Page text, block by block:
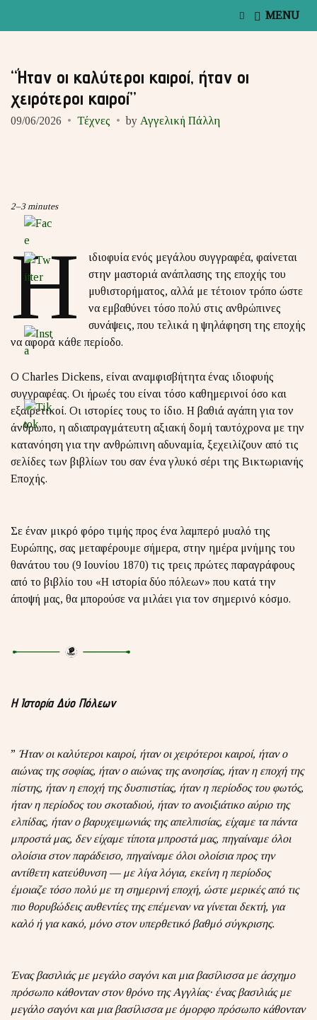
d
MENU
“Ήταν οι καλύτεροι καιροί, ήταν οι
χειρότεροι καιροί”
09/06/2026 Τέχνες by Αγγελική Πάλλη
2–3 minutes
Η
ιδιοφυία ενός μεγάλου συγγραφέα, φαίνεται
στην μαστοριά ανάπλασης της εποχής του
μυθιστορήματος, αλλά με τέτοιον τρόπο ώστε
να εμβαθύνει τόσο πολύ στις ανθρώπινες
συνάψεις, που τελικά η ψηλάφηση της εποχής
να αφορά κάθε περίοδο.
Ο Charles Dickens, είναι αναμφισβήτητα ένας ιδιοφυής
συγγραφέας. Οι ήρωές του είναι τόσο καθημερινοί όσο και
εξαιρετικοί. Οι ιστορίες τους το ίδιο. Η βαθιά αγάπη για τον
άνθρωπο, η αδιαπραγμάτευτη αξιακή δομή ταυτόχρονα με την
κατανόηση για την ανθρώπινη αδυναμία, ξεχειλίζουν από τις
σελίδες των βιβλίων του σαν ένα γλυκό σέρι της Βικτωριανής
Εποχής.
Σε έναν μικρό φόρο τιμής προς ένα λαμπερό μυαλό της
Ευρώπης, σας μεταφέρουμε σήμερα, στην ημέρα μνήμης του
θανάτου του (9 Ιουνίου 1870) τις τρεις πρώτες παραγράφους
από το βιβλίο του «Η ιστορία δύο πόλεων» που κατά την
άποψή μας, θα μπορούσε να μιλάει για τον σημερινό κόσμο.
Η Ιστορία Δύο Πόλεων
” Ήταν οι καλύτεροι καιροί, ήταν οι χειρότεροι καιροί, ήταν ο
αιώνας της σοφίας, ήταν ο αιώνας της ανοησίας, ήταν η εποχή της
πίστης, ήταν η εποχή της δυσπιστίας, ήταν η περίοδος του φωτός,
ήταν η περίοδος του σκοταδιού, ήταν το ανοιξιάτικο αύριο της
ελπίδας, ήταν ο βαρυχειμωνιάς της απελπισίας, είχαμε τα πάντα
μπροστά μας, δεν είχαμε τίποτα μπροστά μας, πηγαίναμε όλοι
ολοίσια στον παράδεισο, πηγαίναμε όλοι ολοίσια προς την
αντίθετη κατεύθυνση — με λίγα λόγια, εκείνη η περίοδος
έμοιαζε τόσο πολύ με τη σημερινή εποχή, ώστε μερικές από τις
πιο θορυβώδεις αυθεντίες της επέμεναν να γίνεται δεκτή, για
καλό ή για κακό, μόνο στον υπερθετικό βαθμό σύγκρισης.
Ένας βασιλιάς με μεγάλο σαγόνι και μια βασίλισσα με άσχημο
πρόσωπο κάθονταν στον θρόνο της Αγγλίας· ένας βασιλιάς με
μεγάλο σαγόνι και μια βασίλισσα με όμορφο πρόσωπο κάθονταν